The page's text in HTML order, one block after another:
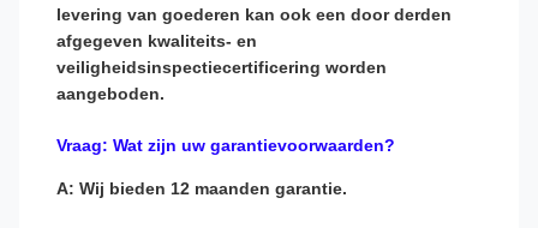
levering van goederen kan ook een door derden
afgegeven kwaliteits- en
veiligheidsinspectiecertificering worden
aangeboden.
Vraag: Wat zijn uw garantievoorwaarden?
A: Wij bieden 12 maanden garantie.